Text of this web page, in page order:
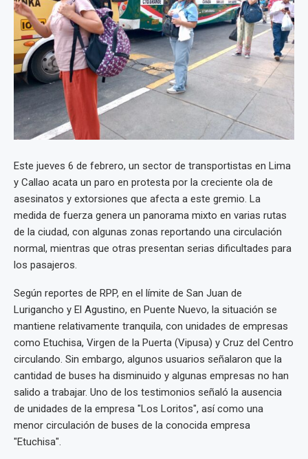
Este jueves 6 de febrero, un sector de transportistas en Lima
y Callao acata un paro en protesta por la creciente ola de
asesinatos y extorsiones que afecta a este gremio. La
medida de fuerza genera un panorama mixto en varias rutas
de la ciudad, con algunas zonas reportando una circulación
normal, mientras que otras presentan serias dificultades para
los pasajeros.
Según reportes de RPP, en el límite de San Juan de
Lurigancho y El Agustino, en Puente Nuevo, la situación se
mantiene relativamente tranquila, con unidades de empresas
como Etuchisa, Virgen de la Puerta (Vipusa) y Cruz del Centro
circulando. Sin embargo, algunos usuarios señalaron que la
cantidad de buses ha disminuido y algunas empresas no han
salido a trabajar. Uno de los testimonios señaló la ausencia
de unidades de la empresa "Los Loritos", así como una
menor circulación de buses de la conocida empresa
"Etuchisa".